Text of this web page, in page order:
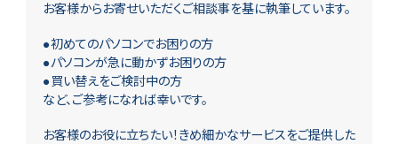
お客様からお寄せいただくご相談事を基に執筆しています。
●初めてのパソコンでお困りの方
●パソコンが急に動かずお困りの方
●買い替えをご検討中の方
など、ご参考になれば幸いです。
お客様のお役に立ちたい！きめ細かなサービスをご提供した